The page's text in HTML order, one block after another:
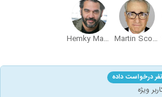
Martin Scorsese
Hemky Madera